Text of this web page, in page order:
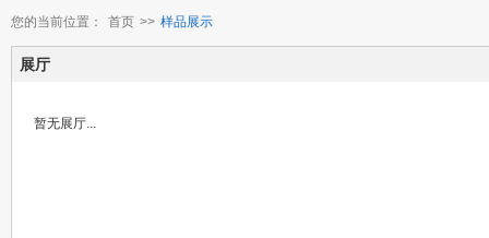
您的当前位置： 首页 >> 样品展示
展厅
暂无展厅...